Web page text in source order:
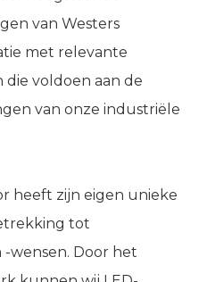
van Westers
met relevante
die voldoen aan de
van onze industriële
heeft zijn eigen unieke
tot
wensen. Door het